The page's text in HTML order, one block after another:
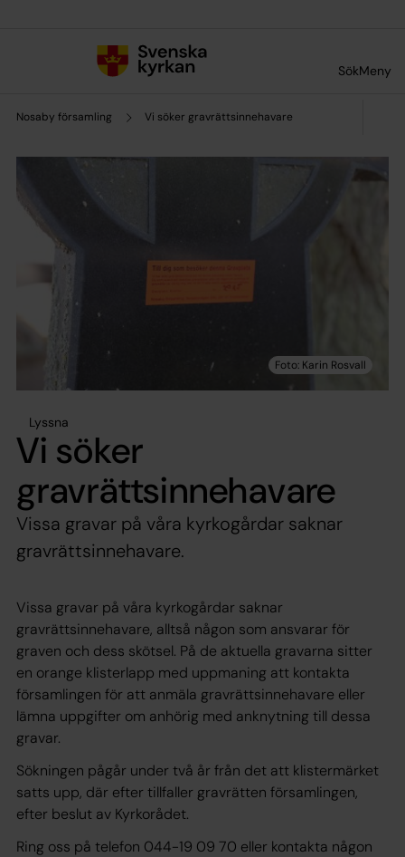
SökMeny
Nosaby församling Vi söker gravrättsinnehavare
Lyssna
Vi söker
gravrättsinnehavare
Vissa gravar på våra kyrkogårdar saknar
gravrättsinnehavare.
Vissa gravar på våra kyrkogårdar saknar
gravrättsinnehavare, alltså någon som ansvarar för
graven och dess skötsel. På de aktuella gravarna sitter
en orange klisterlapp med uppmaning att kontakta
församlingen för att anmäla gravrättsinnehavare eller
lämna uppgifter om anhörig med anknytning till dessa
gravar.
Sökningen pågår under två år från det att klistermärket
satts upp, där efter tillfaller gravrätten församlingen,
efter beslut av Kyrkorådet.
Ring oss på telefon 044-19 09 70 eller kontakta någon